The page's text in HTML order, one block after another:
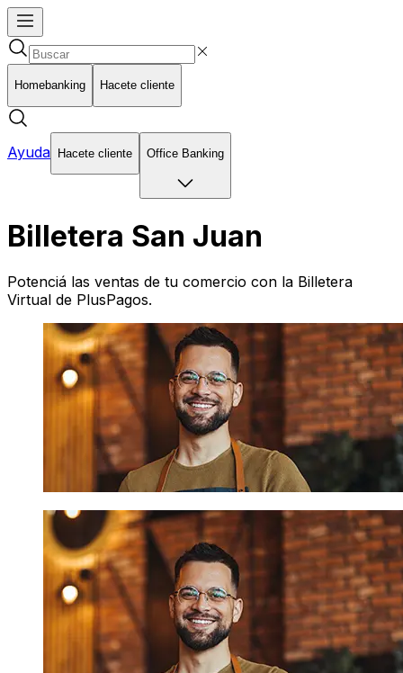
Homebanking Hacete cliente
Ayuda Hacete cliente Office Banking
Billetera San Juan
Potenciá las ventas de tu comercio con la Billetera
Virtual de PlusPagos.